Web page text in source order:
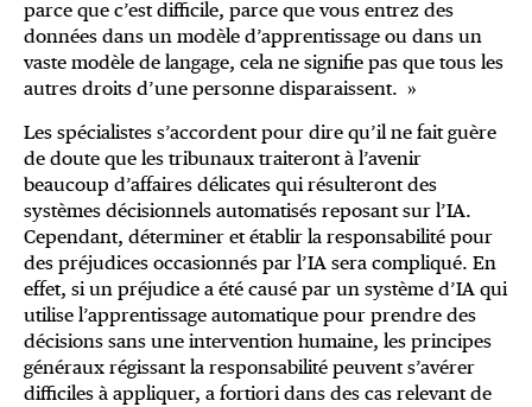
parce que c’est difficile, parce que vous entrez des
données dans un modèle d’apprentissage ou dans un
vaste modèle de langage, cela ne signifie pas que tous les
autres droits d’une personne disparaissent. »
Les spécialistes s’accordent pour dire qu’il ne fait guère
de doute que les tribunaux traiteront à l’avenir
beaucoup d’affaires délicates qui résulteront des
systèmes décisionnels automatisés reposant sur l’IA.
Cependant, déterminer et établir la responsabilité pour
des préjudices occasionnés par l’IA sera compliqué. En
effet, si un préjudice a été causé par un système d’IA qui
utilise l’apprentissage automatique pour prendre des
décisions sans une intervention humaine, les principes
généraux régissant la responsabilité peuvent s’avérer
difficiles à appliquer, a fortiori dans des cas relevant de